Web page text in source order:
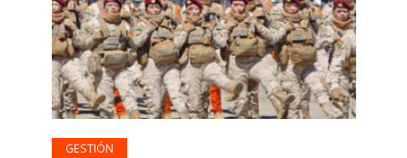
GESTIÓN